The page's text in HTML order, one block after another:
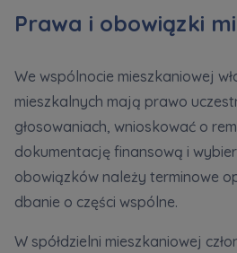
Prawa i obowiązki
We wspólnocie mieszkaniowej
mieszkalnych mają prawo
głosowaniach, wnioskować o
dokumentację finansową i
obowiązków należy terminowe
dbanie o części wspólne.
W spółdzielni mieszkaniowej